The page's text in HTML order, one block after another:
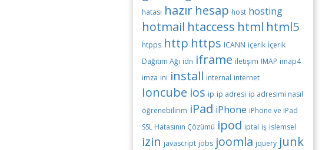
hatası hazır hesap host hosting
hotmail htaccess html html5
htpps http https ICANN içerik İçerik
Dağıtım Ağı idn iframe iletişim IMAP imap4
imza ini install internal internet
Ioncube ios ip ip adresi ip adresimi nasıl
öğrenebilirim iPad iPhone iPhone ve iPad
SSL Hatasının Çözümü ipod iptal iş islemsel
izin javascript jobs joomla jquery junk